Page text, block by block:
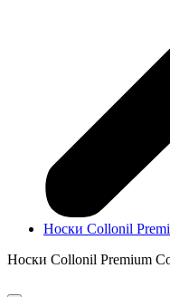
Носки Collonil
Носки Collonil Premium